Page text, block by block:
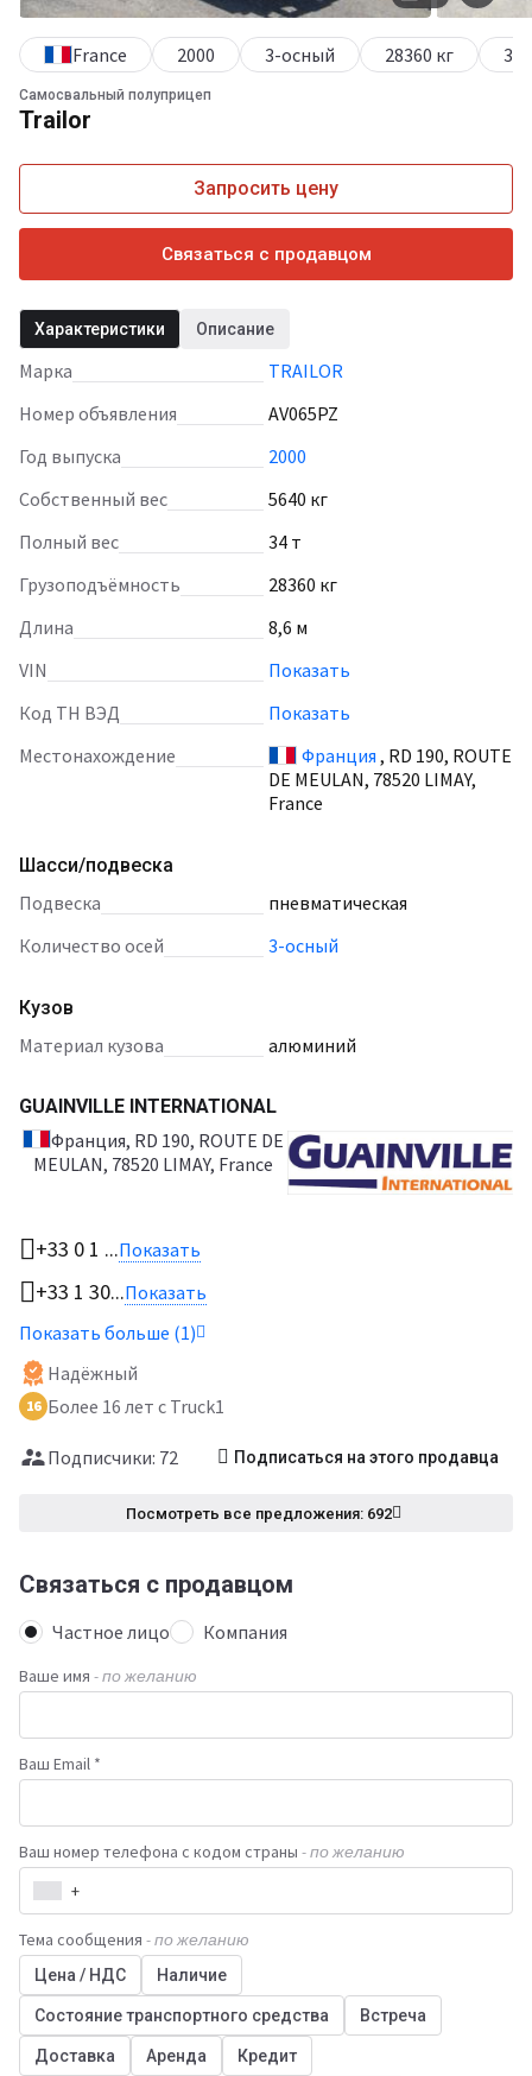
Самосвальный полуприцеп
Trailor
France 2000 3-осный 28360 кг
Запросить цену
Связаться с продавцом
Характеристики Описание
Марка
TRAILOR
Номер объявления
AV065PZ
Год выпуска
2000
Собственный вес
5640 кг
Полный вес
34 т
Грузоподъёмность
28360 кг
Длина
8,6 м
VIN
Показать
Код ТН ВЭД
Показать
Местонахождение
Франция , RD 190, ROUTE
DE MEULAN, 78520 LIMAY,
France
Шасси/подвеска
подвеска
пневматическая
количество осей
3-осный
Кузов
материал кузова алюминий
GUAINVILLE INTERNATIONAL
Франция, RD 190, ROUTE DE
MEULAN, 78520 LIMAY, France
+33 0 1 ...Показать
+33 1 30...Показать
Показать больше (1)
Надёжный
16 Более 16 лет с Truck1
Подписчики: 72 Подписаться на этого продавца
Посмотреть все предложения: 692
Связаться с продавцом
Частное лицо Компания
Ваше имя - по желанию
Ваш Email *
Ваш номер телефона с кодом страны - по желанию
+
Тема сообщения - по желанию
Цена / НДС Наличие
Состояние транспортного средства Встреча
Доставка Аренда Кредит